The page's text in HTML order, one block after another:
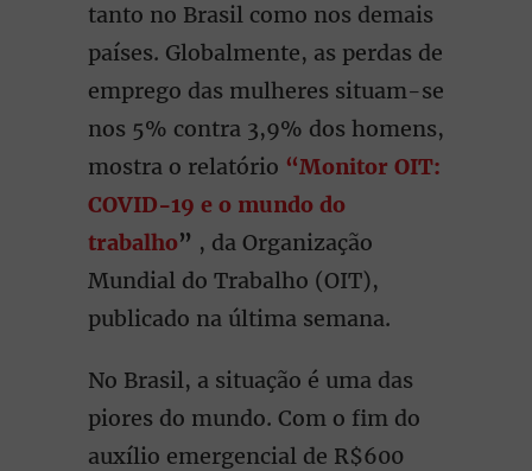
tanto no Brasil como nos demais
países. Globalmente, as perdas de
emprego das mulheres situam-se
nos 5% contra 3,9% dos homens,
mostra o relatório “Monitor OIT:
COVID-19 e o mundo do
trabalho” , da Organização
Mundial do Trabalho (OIT),
publicado na última semana.
No Brasil, a situação é uma das
piores do mundo. Com o fim do
auxílio emergencial de R$600